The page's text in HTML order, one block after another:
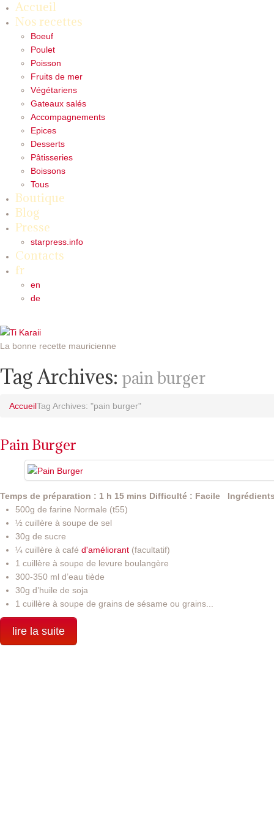
Accueil
Nos recettes
Boeuf
Poulet
Poisson
Fruits de mer
Végétariens
Gateaux salés
Accompagnements
Epices
Desserts
Pâtisseries
Boissons
Tous
Boutique
Blog
Presse
starpress.info
Contacts
fr
en
de
La bonne recette mauricienne
Tag Archives: pain burger
AccueilTag Archives: "pain burger"
Pain Burger
Temps de préparation : 1 h 15 mins Difficulté : Facile
500g de farine Normale (t55)
½ cuillère à soupe de sel
30g de sucre
¼ cuillère à café d'améliorant (facultatif)
1 cuillère à soupe de levure boulangère
300-350 ml d’eau tiède
30g d’huile de soja
1 cuillère à soupe de grains de sésame ou grains...
lire la suite